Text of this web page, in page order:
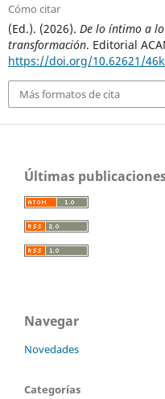
Cómo citar
(Ed.). (2026). De lo íntimo a
transformación. Editorial
https://doi.org/10.62621/
Más formatos de cita
Últimas
Navegar
Novedades
Categorías